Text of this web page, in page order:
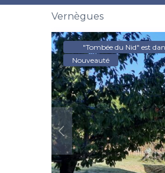
Vernègues
"Tombée du Nid" est
Nouveauté